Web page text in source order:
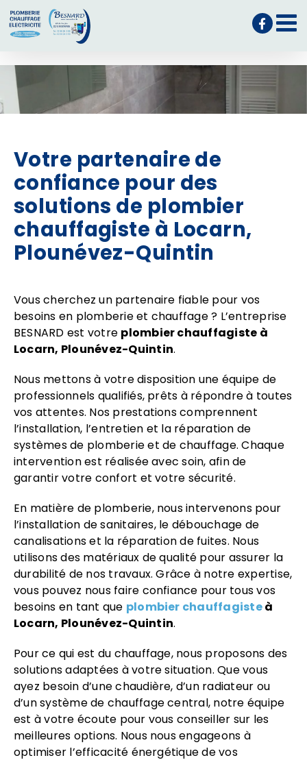
Passer
au
contenu
Votre partenaire de
confiance pour des
solutions de plombier
chauffagiste à Locarn,
Plounévez-Quintin
Vous cherchez un partenaire fiable pour vos
besoins en plomberie et chauffage ? L’entreprise
BESNARD est votre plombier chauffagiste à
Locarn, Plounévez-Quintin.
Nous mettons à votre disposition une équipe de
professionnels qualifiés, prêts à répondre à toutes
vos attentes. Nos prestations comprennent
l’installation, l’entretien et la réparation de
systèmes de plomberie et de chauffage. Chaque
intervention est réalisée avec soin, afin de
garantir votre confort et votre sécurité.
En matière de plomberie, nous intervenons pour
l’installation de sanitaires, le débouchage de
canalisations et la réparation de fuites. Nous
utilisons des matériaux de qualité pour assurer la
durabilité de nos travaux. Grâce à notre expertise,
vous pouvez nous faire confiance pour tous vos
besoins en tant que plombier chauffagisteà
Locarn, Plounévez-Quintin.
Pour ce qui est du chauffage, nous proposons des
solutions adaptées à votre situation. Que vous
ayez besoin d’une chaudière, d’un radiateur ou
d’un système de chauffage central, notre équipe
est à votre écoute pour vous conseiller sur les
meilleures options. Nous nous engageons à
optimiser l’efficacité énergétique de vos